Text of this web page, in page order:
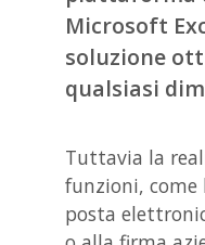
Microsoft
soluzione
qualsiasi
Tuttavia la
funzioni,
posta